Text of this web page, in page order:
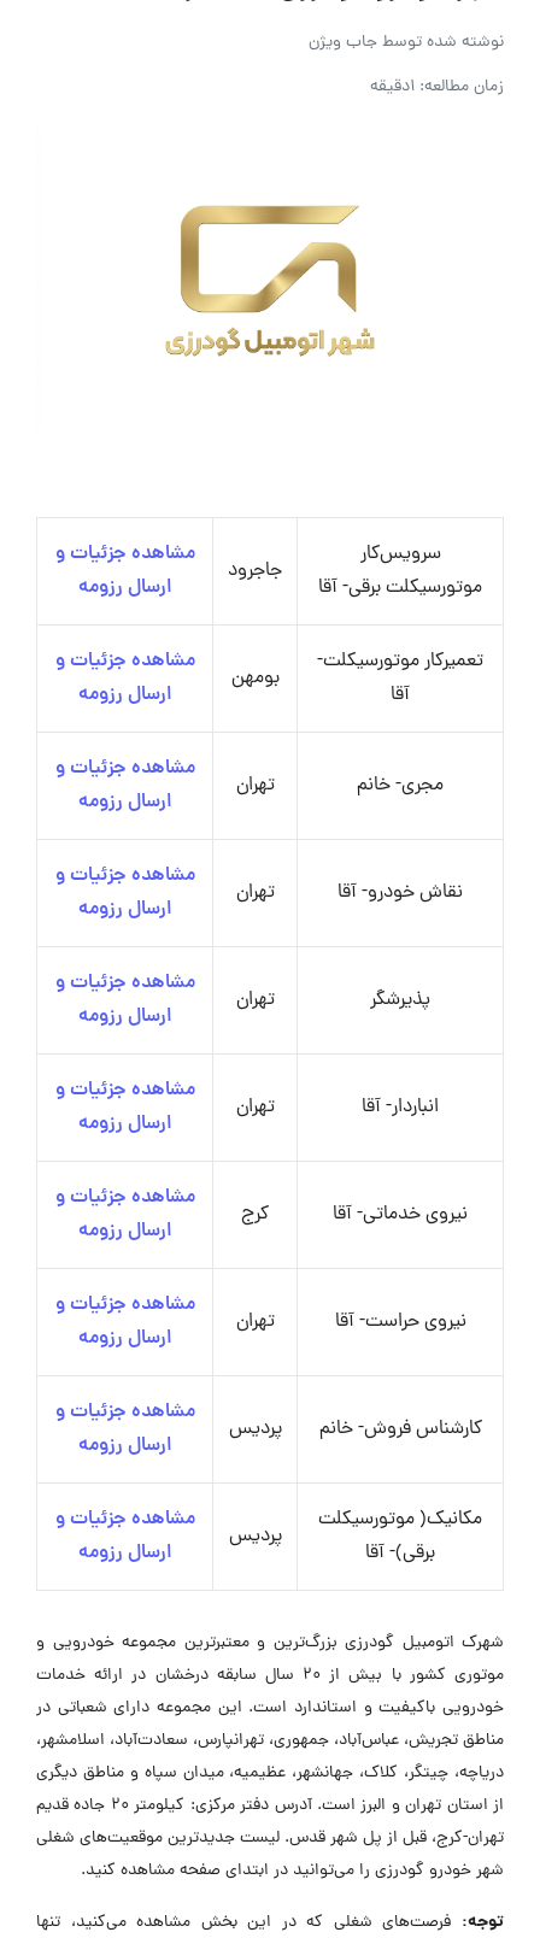
نوشته شده توسطجاب ویژن
زمان مطالعه: 1دقیقه
سرویس‌کار
موتورسیکلت برقی- آقا
جاجرود
مشاهده جزئیات و
ارسال رزومه
تعمیرکار موتورسیکلت-
آقا
بومهن
مشاهده جزئیات و
ارسال رزومه
مجری- خانم تهران
مشاهده جزئیات و
ارسال رزومه
نقاش خودرو- آقا تهران
مشاهده جزئیات و
ارسال رزومه
پذیرشگر تهران
مشاهده جزئیات و
ارسال رزومه
انباردار- آقا تهران
مشاهده جزئیات و
ارسال رزومه
نیروی خدماتی- آقا کرج
مشاهده جزئیات و
ارسال رزومه
نیروی حراست- آقا تهران
مشاهده جزئیات و
ارسال رزومه
کارشناس فروش- خانم پردیس
مشاهده جزئیات و
ارسال رزومه
مکانیک( موتورسیکلت
برقی)- آقا
پردیس
مشاهده جزئیات و
ارسال رزومه
شهرک اتومبیل گودرزی بزرگ‌ترین و معتبرترین مجموعه خودرویی و
موتوری کشور با بیش از 20 سال سابقه درخشان در ارائه خدمات
خودرویی باکیفیت و استاندارد است. این مجموعه دارای شعباتی در
مناطق تجریش، عباس‌آباد، جمهوری، تهرانپارس، سعادت‌آباد، اسلامشهر،
دریاچه، چیتگر، کلاک، جهانشهر، عظیمیه، میدان سپاه و مناطق دیگری
از استان تهران و البرز است. آدرس دفتر مرکزی: کیلومتر 20 جاده قدیم
تهران-کرج، قبل از پل شهر قدس. لیست جدیدترین موقعیت‌های شغلی
شهر خودرو گودرزی را می‌توانید در ابتدای صفحه مشاهده کنید.
توجه: فرصت‌های شغلی که در این بخش مشاهده می‌کنید، تنها